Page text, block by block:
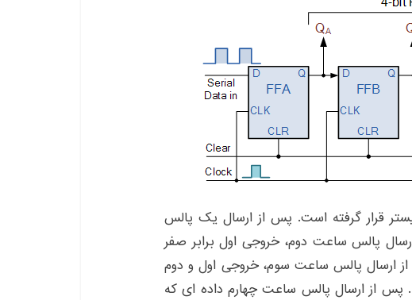
شیفت رجیستر قرار گرفته است. پس از ارسال یک پالس
۱ خواهد شد. با ارسال پالس ساعت دوم، خروجی اول برابر صفر
۱ خواهد شد. پس از ارسال پالس ساعت سوم، خروجی اول و دوم
سوم برابر ۱ خواهد شد. پس از ارسال پالس ساعت چهارم داده ای که